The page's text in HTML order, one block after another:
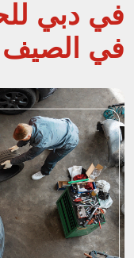
في دبي
في الصيف